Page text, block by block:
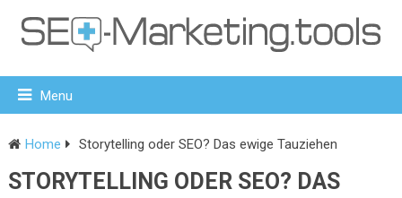
Menu
Home Storytelling oder SEO? Das ewige Tauziehen
STORYTELLING ODER SEO? DAS